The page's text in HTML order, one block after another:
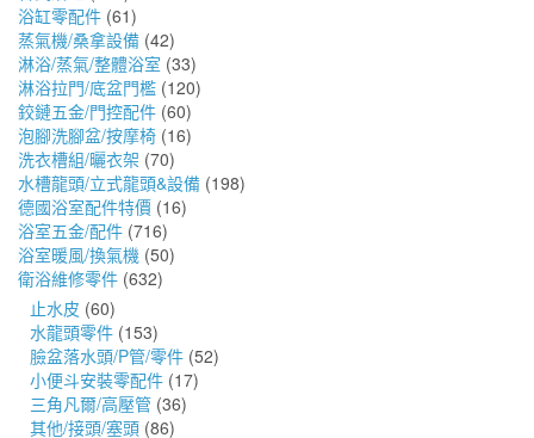
浴缸零配件 (61)
蒸氣機/桑拿設備 (42)
淋浴/蒸氣/整體浴室 (33)
淋浴拉門/底盆門檻 (120)
鉸鏈五金/門控配件 (60)
泡腳洗腳盆/按摩椅 (16)
洗衣槽組/曬衣架 (70)
水槽龍頭/立式龍頭&設備 (198)
德國浴室配件特價 (16)
浴室五金/配件 (716)
浴室暖風/換氣機 (50)
衛浴維修零件 (632)
止水皮 (60)
水龍頭零件 (153)
臉盆落水頭/P管/零件 (52)
小便斗安裝零配件 (17)
三角凡爾/高壓管 (36)
其他/接頭/塞頭 (86)